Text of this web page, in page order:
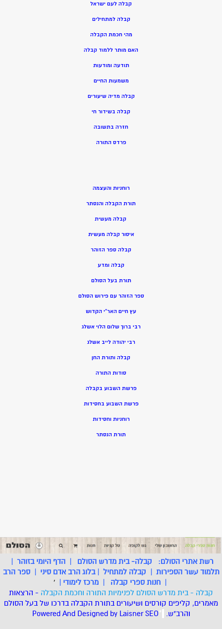
קבלה לעם ישראל
קבלה למתחילים
מהי חכמת הקבלה
האם מותר ללמוד קבלה
תודעה ומודעות
משמעות החיים
קבלה מדיה שיעורים
קבלה בשידור חי
חזרה בתשובה
פרדס התורה
רוחניות והעצמה
תורת הקבלה והנסתר
קבלה מעשית
איסור קבלה מעשית
קבלה ספר הזוהר
קבלה ומדע
תורת בעל הסולם
ספר הזוהר עם פירוש הסולם
עץ חיים האר”י הקדוש
רבי ברוך שלום הלוי אשלג
רבי יהודה לייב אשלג
קבלה ותורת החן
סודות התורה
פרשת השבוע בקבלה
פרשת השבוע בחסידות
רוחניות וחסידות
תורת הנסתר
רשת אתרי הסולם: קבלה- בית מדרש הסולם |הדף היומי בזוהר |
תלמוד עשר הספירות | קבלה למתחיל |בלוג הרב אדם סיני |ספר הרב
| חנות ספרי קבלה | מרכז לימודי |
'
קבלה - בית מדרש הסולם לפנימיות התורה וחכמת הקבלה - הרצאות
מאמרים, קליפים קורסים ושיעורים בתורת הקבלה בדרכו של בעל הסולם
והרב"ש. *
Powered And Designed by LaisnerSEO